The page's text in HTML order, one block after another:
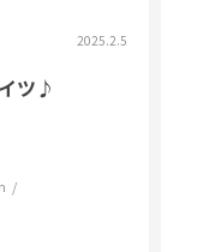
2025.2.5
ツ♪